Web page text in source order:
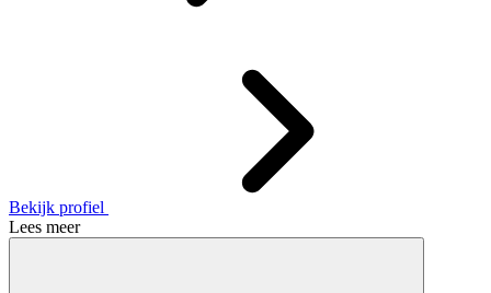
Bekijk profiel
Lees meer